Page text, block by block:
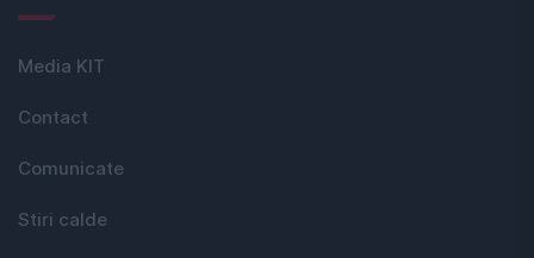
Media KIT
Contact
Comunicate
Stiri calde